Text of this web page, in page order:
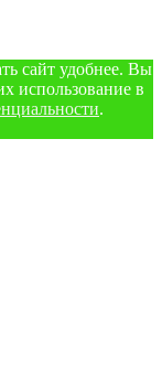
сайт удобнее. Вы
использование в
.